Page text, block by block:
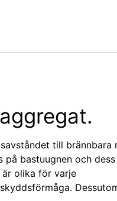
till brännbara
bastuugnen och
är olika för varje